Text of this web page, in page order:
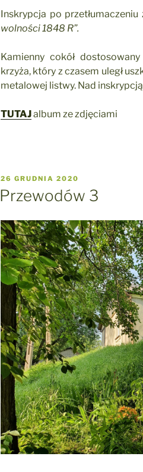
Inskrypcja po przetłumaczeniu
wolności 1848 R”.
Kamienny cokół
krzyża, który z czasem uległ
metalowej listwy. Nad
TUTAJalbum ze zdjęciami
OPUBLIKOWANE
W
26 GRUDNIA 2020
Przewodów 3